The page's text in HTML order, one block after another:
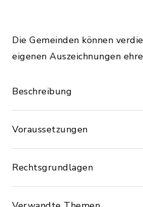
Die Gemeinden können
eigenen Auszeichnungen
Beschreibung
Voraussetzungen
Rechtsgrundlagen